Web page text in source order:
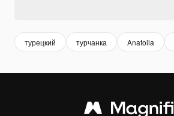
турецкий турчанка Anatolia